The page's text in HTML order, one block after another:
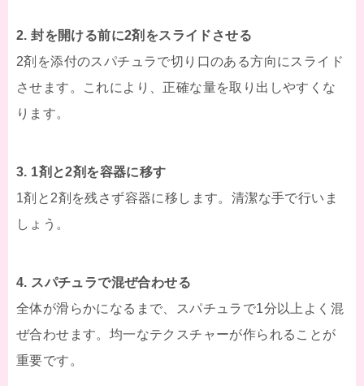
2. 封を開ける前に2剤をスライドさせる
2剤を添付のスパチュラで切り口のある方向にスライド
させます。これにより、正確な量を取り出しやすくな
ります。
3. 1剤と2剤を容器に移す
1剤と2剤を残さず容器に移します。清潔な手で行いま
しょう。
4. スパチュラで混ぜ合わせる
全体が滑らかになるまで、スパチュラで1分以上よく混
ぜ合わせます。均一なテクスチャーが作られることが
重要です。